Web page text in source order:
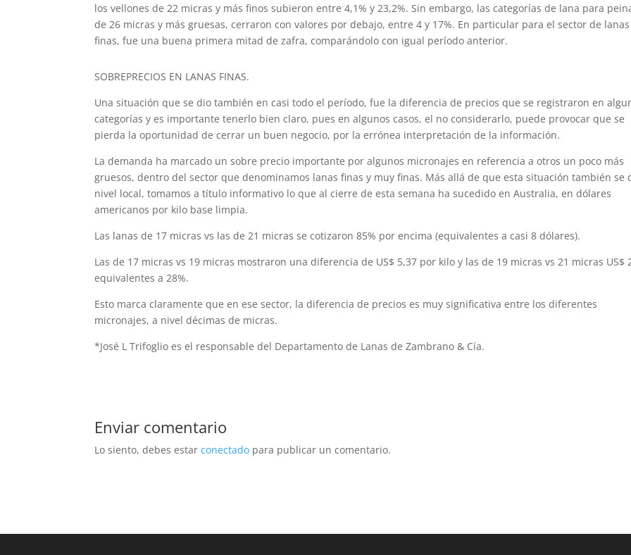
los vellones de 22 micras y más finos subieron entre 4,1% y 23,2%. Sin embargo, las categorías de lana para
de 26 micras y más gruesas, cerraron con valores por debajo, entre 4 y 17%. En particular para el sector de lanas
finas, fue una buena primera mitad de zafra, comparándolo con igual período anterior.
SOBREPRECIOS EN LANAS FINAS.
Una situación que se dio también en casi todo el período, fue la diferencia de precios que se registraron en
categorías y es importante tenerlo bien claro, pues en algunos casos, el no considerarlo, puede provocar que se
pierda la oportunidad de cerrar un buen negocio, por la errónea interpretación de la información.
La demanda ha marcado un sobre precio importante por algunos micronajes en referencia a otros un poco más
gruesos, dentro del sector que denominamos lanas finas y muy finas. Más allá de que esta situación también se
nivel local, tomamos a título informativo lo que al cierre de esta semana ha sucedido en Australia, en dólares
americanos por kilo base limpia.
Las lanas de 17 micras vs las de 21 micras se cotizaron 85% por encima (equivalentes a casi 8 dólares).
Las de 17 micras vs 19 micras mostraron una diferencia de US$ 5,37 por kilo y las de 19 micras vs 21 micras US$
equivalentes a 28%.
Esto marca claramente que en ese sector, la diferencia de precios es muy significativa entre los diferentes
micronajes, a nivel décimas de micras.
*José L Trifoglio es el responsable del Departamento de Lanas de Zambrano & Cía.
Enviar comentario
Lo siento, debes estarconectado para publicar un comentario.